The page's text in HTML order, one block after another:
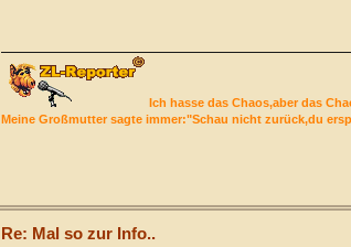
Ich hasse das Chaos,aber das
Meine Großmutter sagte immer:"Schau nicht zurück,du
Re: Mal so zur Info..